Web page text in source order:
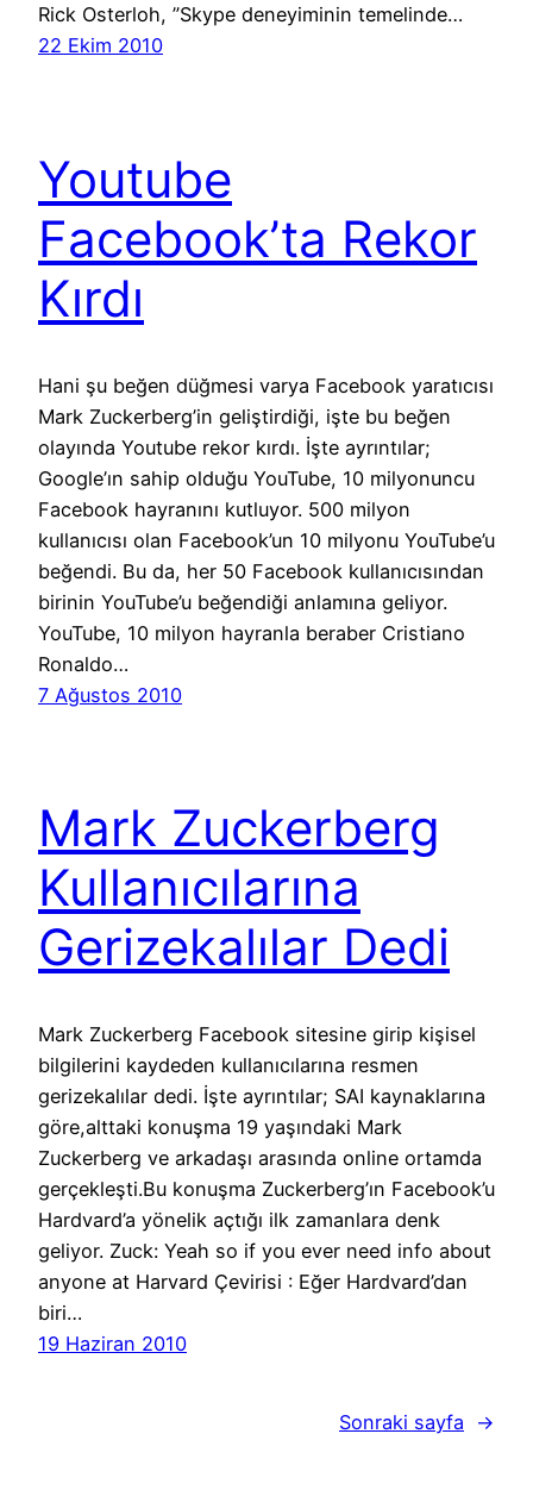
Rick Osterloh, ”Skype deneyiminin temelinde…
22 Ekim 2010
Youtube
Facebook’ta Rekor
Kırdı
Hani şu beğen düğmesi varya Facebook yaratıcısı
Mark Zuckerberg’in geliştirdiği, işte bu beğen
olayında Youtube rekor kırdı. İşte ayrıntılar;
Google’ın sahip olduğu YouTube, 10 milyonuncu
Facebook hayranını kutluyor. 500 milyon
kullanıcısı olan Facebook’un 10 milyonu YouTube’u
beğendi. Bu da, her 50 Facebook kullanıcısından
birinin YouTube’u beğendiği anlamına geliyor.
YouTube, 10 milyon hayranla beraber Cristiano
Ronaldo…
7 Ağustos 2010
Mark Zuckerberg
Kullanıcılarına
Gerizekalılar Dedi
Mark Zuckerberg Facebook sitesine girip kişisel
bilgilerini kaydeden kullanıcılarına resmen
gerizekalılar dedi. İşte ayrıntılar; SAI kaynaklarına
göre,alttaki konuşma 19 yaşındaki Mark
Zuckerberg ve arkadaşı arasında online ortamda
gerçekleşti.Bu konuşma Zuckerberg’ın Facebook’u
Hardvard’a yönelik açtığı ilk zamanlara denk
geliyor. Zuck: Yeah so if you ever need info about
anyone at Harvard Çevirisi : Eğer Hardvard’dan
biri…
19 Haziran 2010
Sonraki sayfa →